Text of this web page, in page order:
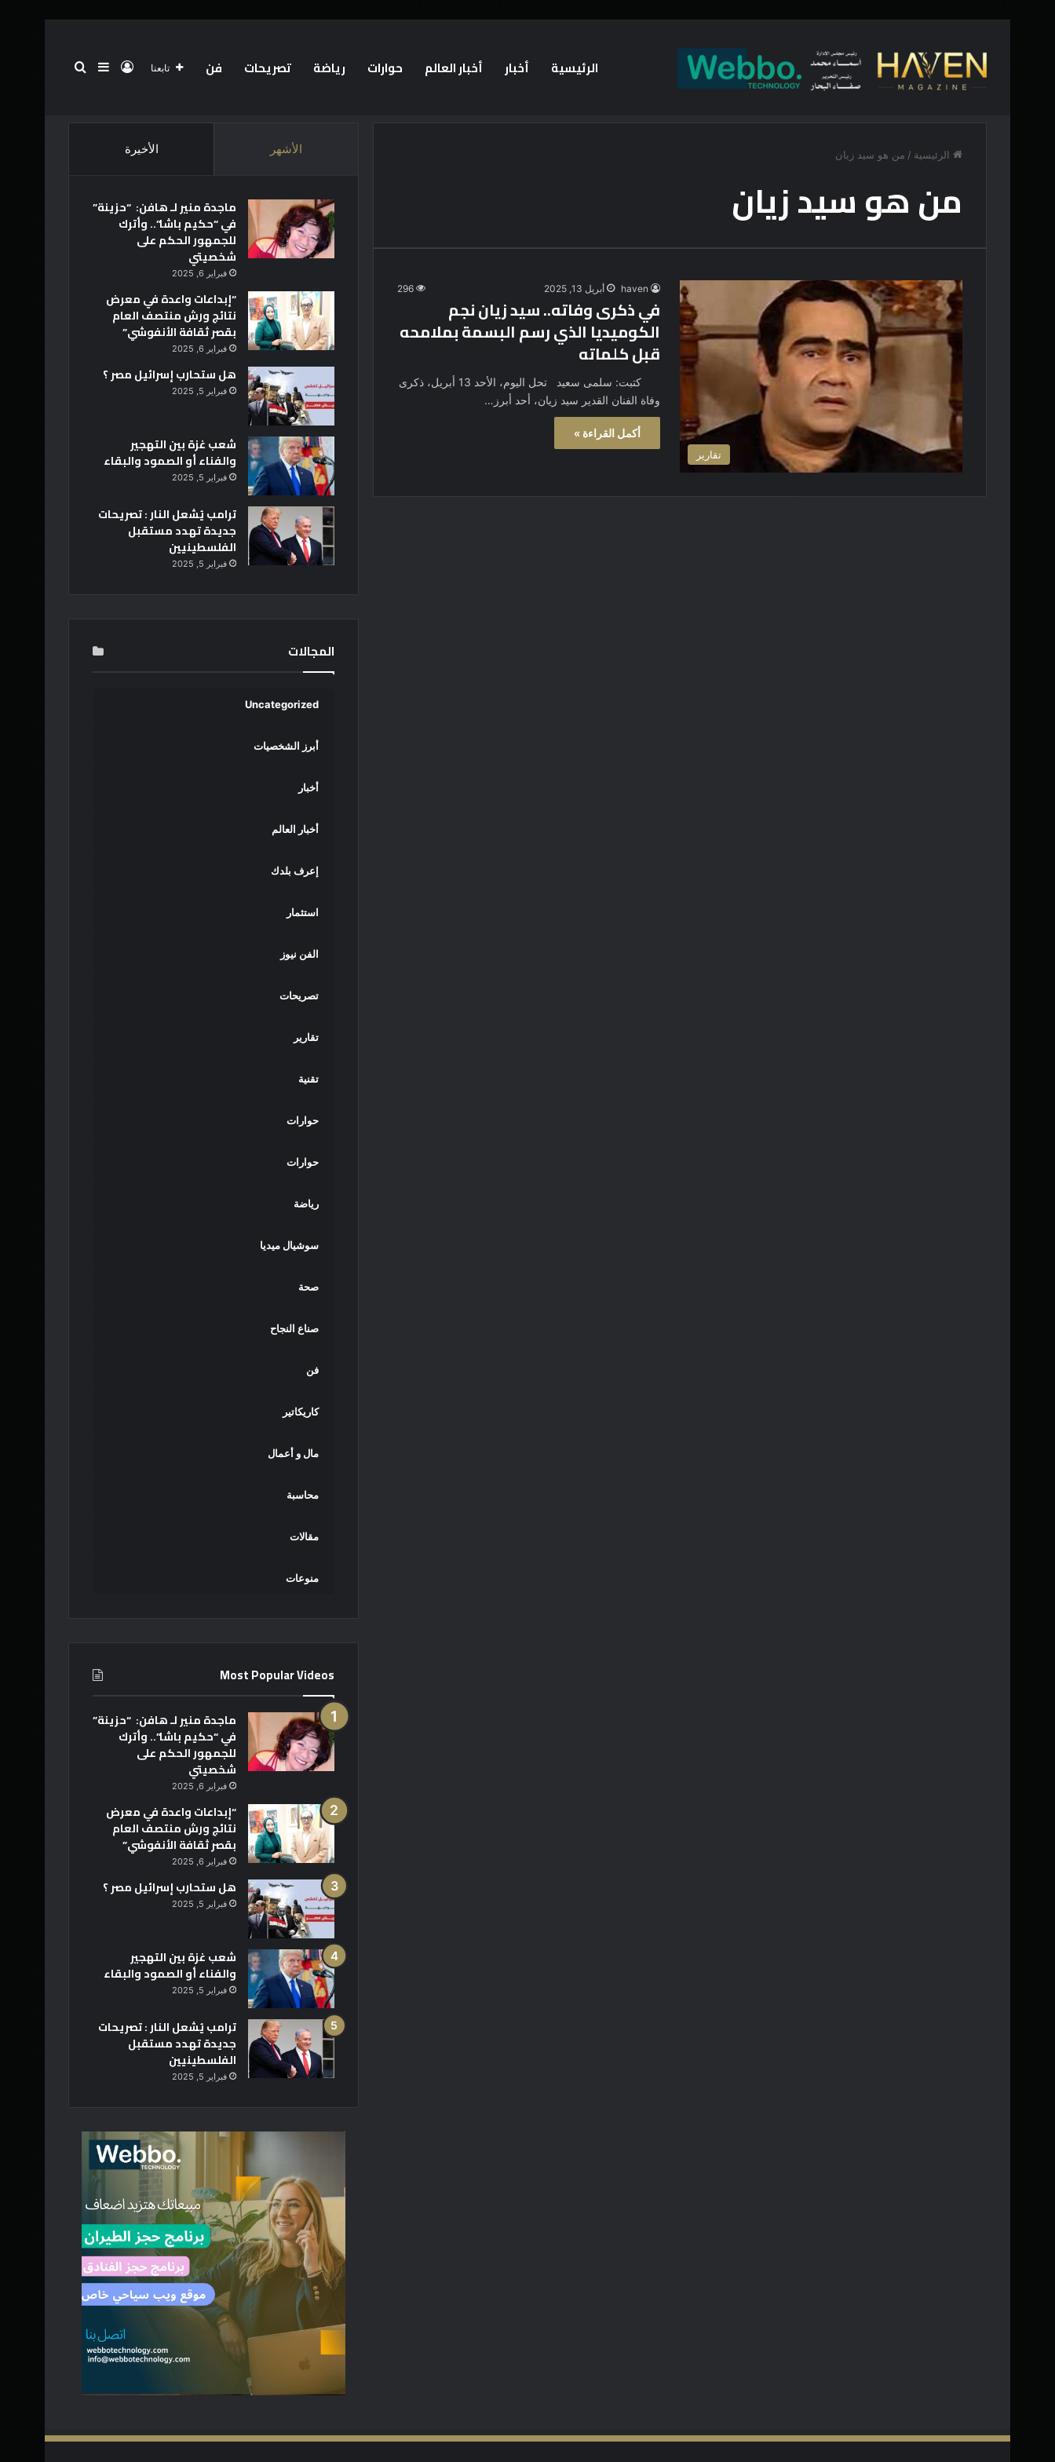
الرئيسية أخبار أخبار العالم حوارات رياضة تصريحات فن تابعنا تسجيل الدخول
إضافة عمود جانبي
أخبار عاجلة “تماثيلٌ ذات مظهر”
الرئيسية / من هو سيد زيان
من هو سيد زيان
تقارير
haven أبريل 13, 2025 296
في ذكرى وفاته.. سيد زيان نجم
الكوميديا الذي رسم البسمة بملامحه
قبل كلماته
كتبت: سلمى سعيد تحل اليوم، الأحد 13 أبريل، ذكرى
وفاة الفنان القدير سيد زيان، أحد أبرز…
أكمل القراءة »
الأشهر الأخيرة
ماجدة منير لـ هافن: “حزينة”
في “حكيم باشا”.. وأترك
للجمهور الحكم على
شخصيتي
فبراير 6, 2025
“إبداعات واعدة في معرض
نتائج ورش منتصف العام
بقصر ثقافة الأنفوشي”
فبراير 6, 2025
هل ستحارب إسرائيل مصر ؟
فبراير 5, 2025
شعب غزة بين التهجير
والفناء أو الصمود والبقاء
فبراير 5, 2025
ترامب يُشعل النار : تصريحات
جديدة تهدد مستقبل
الفلسطينيين
فبراير 5, 2025
المجالات
Uncategorized
أبرز الشخصيات
أخبار
أخبار العالم
إعرف بلدك
استثمار
الفن نيوز
تصريحات
تقارير
تقنية
حوارات
حوارات
رياضة
سوشيال ميديا
صحة
صناع النجاح
فن
كاريكاتير
مال و أعمال
محاسبة
مقالات
منوعات
Most Popular Videos
ماجدة منير لـ هافن: “حزينة”
في “حكيم باشا”.. وأترك
للجمهور الحكم على
شخصيتي
فبراير 6, 2025
“إبداعات واعدة في معرض
نتائج ورش منتصف العام
بقصر ثقافة الأنفوشي”
فبراير 6, 2025
هل ستحارب إسرائيل مصر ؟
فبراير 5, 2025
شعب غزة بين التهجير
والفناء أو الصمود والبقاء
فبراير 5, 2025
ترامب يُشعل النار : تصريحات
جديدة تهدد مستقبل
الفلسطينيين
فبراير 5, 2025